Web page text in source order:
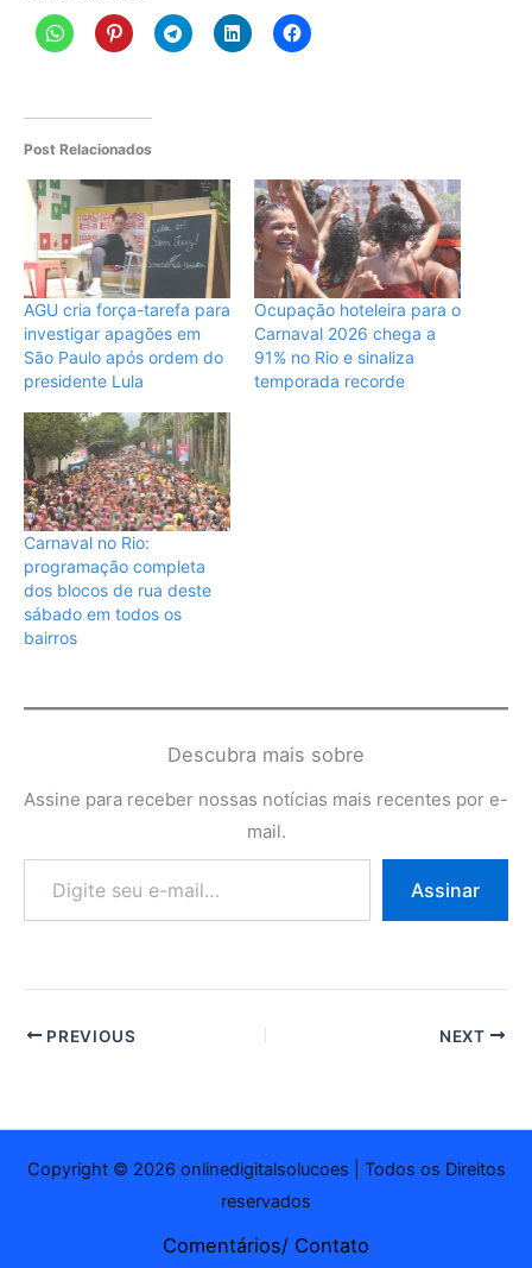
Post Relacionados
AGU cria força-tarefa para
investigar apagões em
São Paulo após ordem do
presidente Lula
Ocupação hoteleira para o
Carnaval 2026 chega a
91% no Rio e sinaliza
temporada recorde
Carnaval no Rio:
programação completa
dos blocos de rua deste
sábado em todos os
bairros
Descubra mais sobre
Assine para receber nossas notícias mais recentes por e-
mail.
e-
Assinar
PREVIOUS NEXT
Copyright © 2026 onlinedigitalsolucoes | Todos os Direitos
reservados
Comentários/ Contato